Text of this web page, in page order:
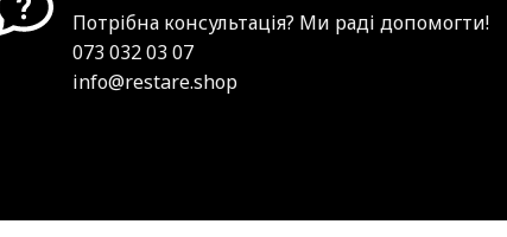
Потрібна консультація? Ми раді допомогти!
073 032 03 07
info@restare.shop